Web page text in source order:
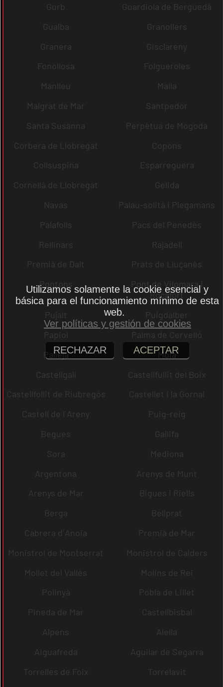
Gurb
Guardiola de Berguedà
Gualba
Granollers
Granera
Gisclareny
Fonollosa
Folgueroles
Manlleu
Malla
Malgrat de Mar
Santpedor
Santa Susanna
Perpètua de Mogoda
Corbera de Llobregat
Copons
Collsuspina
Esparreguera
Cornellà de Llobregat
Gelida
Navas
Palau-solità i Plegamans
Palafolls
Pacs del Penedès
Rellinars
Rajadell
Premià de Dalt
Prats de Lluçanès
Pontons
Pont de Vilomara i
Rocafort
Pujalt
Puigdàlber
Papiol
Palma de Cervelló
Pallejà
Moià
Castellgalí
Castellfullit del Boix
Castellfollit de Riubregós
Castellet i la Gornal
Castell de l´Areny
Puig-reig
Begues
Gallifa
Sora
Mediona
Argentona
Arenys de Munt
Arenys de Mar
Bigues i Riells
Berga
Bellprat
Cabrera d´Anoia
Premià de Mar
Monistrol de Montserrat
Monistrol de Calders
Mollet del Vallès
Molins de Rei
Polinyà
Pobla de Lillet
Pineda de Mar
Castellbisbal
Alpens
Alella
Aiguafreda
Aguilar de Segarra
Torrelles de Foix
Torrelavit
Utilizamos solamente la cookie esencial y
básica para el funcionamiento mínimo de esta
web.
Ver políticas y gestión de cookies
RECHAZAR ACEPTAR